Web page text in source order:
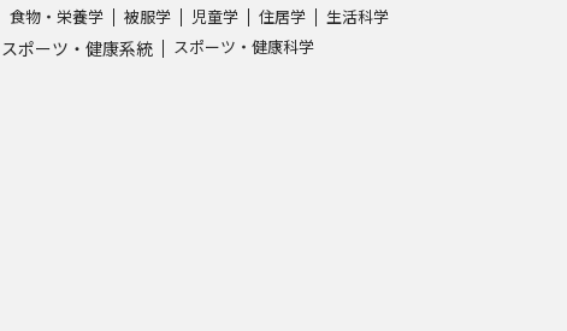
食物・栄養学 被服学 児童学 住居学 生活科学
スポーツ・健康系統 スポーツ・健康科学